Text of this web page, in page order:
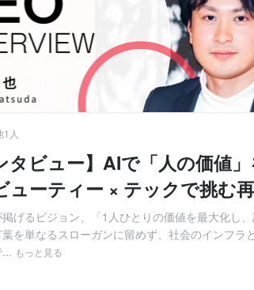
1人
タビュー】AIで「人の価値」
ューティー × テックで挑む
げるビジョン、「1人ひとりの価値を最大化し
を単なるスローガンに留めず、社会のインフラ
もっと見る